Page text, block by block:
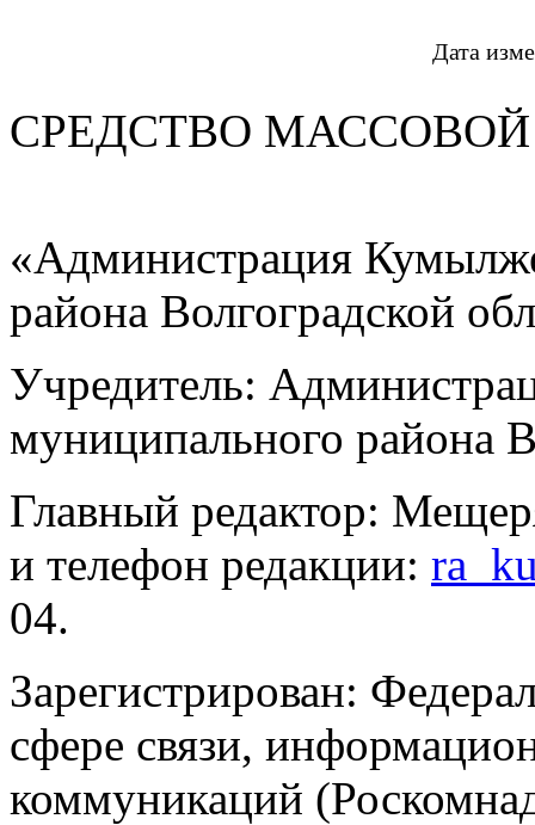
Дата
СРЕДСТВО
«Администрация
района Волгоградской
Учредитель:
муниципального района
Главный редактор:
и телефон редакции:
04.
Зарегистрирован:
сфере связи,
коммуникаций